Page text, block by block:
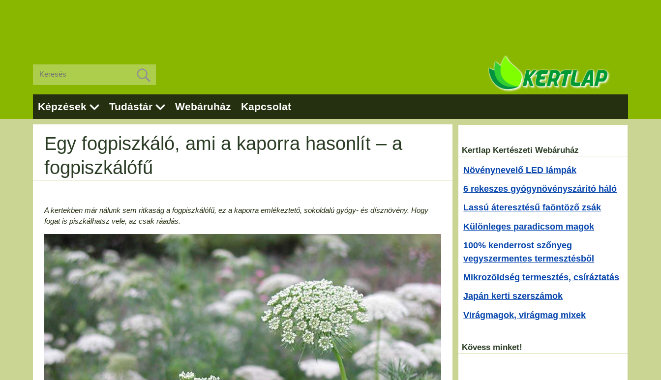
Képzések Tudástár Webáruház Kapcsolat
Egy fogpiszkáló, ami a kaporra hasonlít – a
fogpiszkálófű
A kertekben már nálunk sem ritkaság a fogpiszkálófű, ez a kaporra emlékeztető, sokoldalú gyógy- és dísznövény. Hogy
fogat is piszkálhatsz vele, az csak ráadás.
Kertlap Kertészeti Webáruház
Növénynevelő LED lámpák
6 rekeszes gyógynövényszárító háló
Lassú áteresztésű faöntöző zsák
Különleges paradicsom magok
100% kenderrost szőnyeg
vegyszermentes termesztésből
Mikrozöldség termesztés, csíráztatás
Japán kerti szerszámok
Virágmagok, virágmag mixek
Kövess minket!